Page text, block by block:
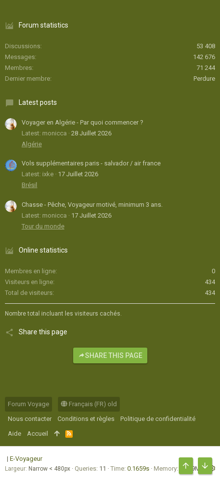
Forum statistics
Discussions
53 408
Messages
142 676
Membres
71 244
Dernier membre
Perdure
Latest posts
Voyager en Algérie - Par quoi commencer ?
Latest: monicca
28 Juillet 2026
Algérie
Vols supplémentaires paris - salvador / air france
Latest: ixke
17 Juillet 2026
Brésil
Chasse - Pêche, Voyageur motivé, minimum 3 ans.
Latest: monicca
17 Juillet 2026
Tour du monde
Online statistics
Membres en ligne
0
Visiteurs en ligne
434
Total de visiteurs
434
Nombre total incluant les visiteurs cachés.
Share this page
SHARE THIS PAGE
Forum Voyage
Français (FR) old
Nous contacter
Conditions et règles
Politique de confidentialité
Aide
Accueil
R
S
S
| E-Voyageur
Largeur Queries 11 Time 0.1659s Memory 16.69MB
HAUT BAS